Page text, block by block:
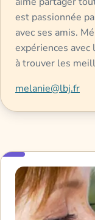
est passionnée
avec ses amis.
expériences
à trouver les
melanie@lbj.fr